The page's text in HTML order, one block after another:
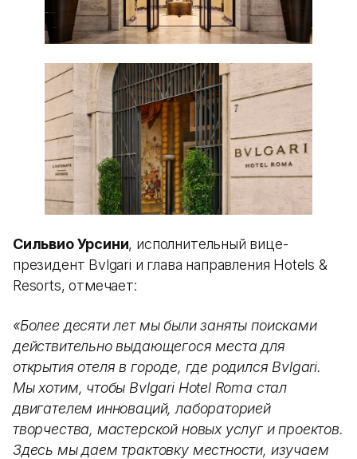
Сильвио Урсини, исполнительный вице-
президент Bvlgari и глава направления Hotels &
Resorts, отмечает:
«Более десяти лет мы были заняты поисками
действительно выдающегося места для
открытия отеля в городе, где родился Bvlgari.
Мы хотим, чтобы Bvlgari Hotel Roma стал
двигателем инноваций, лабораторией
творчества, мастерской новых услуг и проектов.
Здесь мы даем трактовку местности, изучаем